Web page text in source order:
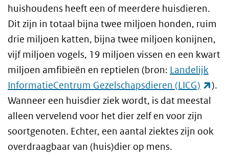
huishoudens heeft een of meerdere huisdieren.
Dit zijn in totaal bijna twee miljoen honden, ruim
drie miljoen katten, bijna twee miljoen konijnen,
vijf miljoen vogels, 19 miljoen vissen en een kwart
miljoen amfibieën en reptielen (bron: Landelijk
InformatieCentrum Gezelschapsdieren (LICG)
).
Wanneer een huisdier ziek wordt, is dat meestal
alleen vervelend voor het dier zelf en voor zijn
soortgenoten. Echter, een aantal ziektes zijn ook
overdraagbaar van (huis)dier op mens.